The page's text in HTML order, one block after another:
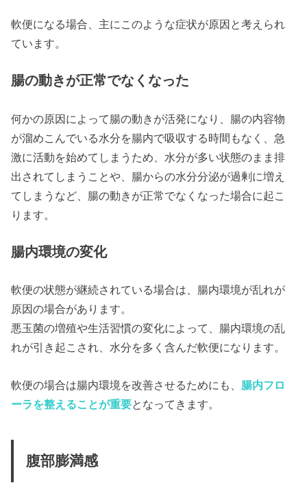
軟便になる場合、主にこのような症状が原因と考えられ
ています。
腸の動きが正常でなくなった
何かの原因によって腸の動きが活発になり、腸の内容物
が溜めこんでいる水分を腸内で吸収する時間もなく、急
激に活動を始めてしまうため、水分が多い状態のまま排
出されてしまうことや、腸からの水分分泌が過剰に増え
てしまうなど、腸の動きが正常でなくなった場合に起こ
ります。
腸内環境の変化
軟便の状態が継続されている場合は、腸内環境が乱れが
原因の場合があります。
悪玉菌の増殖や生活習慣の変化によって、腸内環境の乱
れが引き起こされ、水分を多く含んだ軟便になります。
軟便の場合は腸内環境を改善させるためにも、 腸内フロ
ーラを整えることが重要となってきます。
腹部膨満感